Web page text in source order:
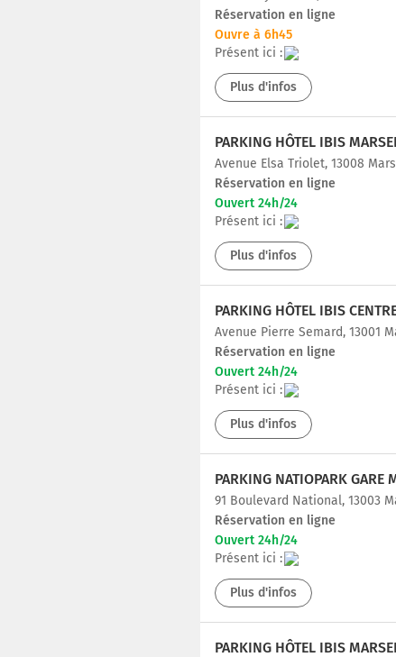
Réservation en ligne
Ouvre à 6h45
Présent ici :
Plus d'infos
Avenue Elsa Triolet, 13008
Réservation en ligne
Ouvert 24h/24
Présent ici :
Plus d'infos
Avenue Pierre Semard, 13001
Réservation en ligne
Ouvert 24h/24
Présent ici :
Plus d'infos
91 Boulevard National, 13003
Réservation en ligne
Ouvert 24h/24
Présent ici :
Plus d'infos